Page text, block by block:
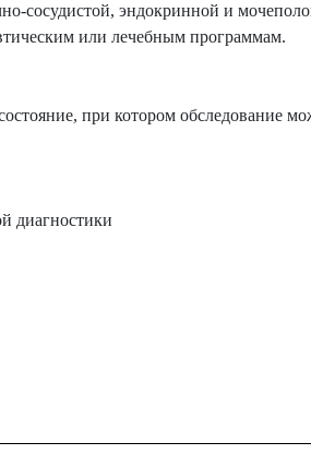
сосудистой, эндокринной и
или лечебным программам.
при котором обследование
диагностики